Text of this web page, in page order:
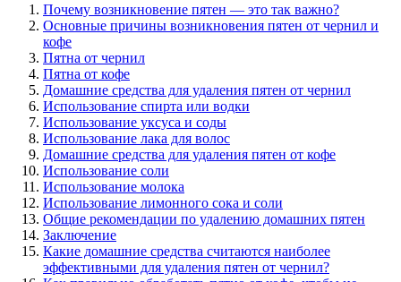
Почему возникновение пятен — это так важно?
Основные причины возникновения пятен от чернил и
кофе
Пятна от чернил
Пятна от кофе
Домашние средства для удаления пятен от чернил
Использование спирта или водки
Использование уксуса и соды
Использование лака для волос
Домашние средства для удаления пятен от кофе
Использование соли
Использование молока
Использование лимонного сока и соли
Общие рекомендации по удалению домашних пятен
Заключение
Какие домашние средства считаются наиболее
эффективными для удаления пятен от чернил?